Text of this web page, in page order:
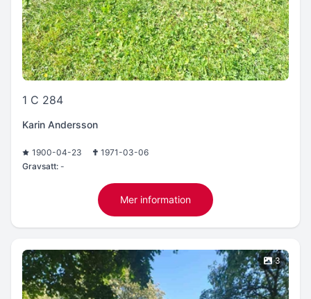
1 C 284
Karin Andersson
1900-04-23
1971-03-06
Gravsatt: -
Mer information
3